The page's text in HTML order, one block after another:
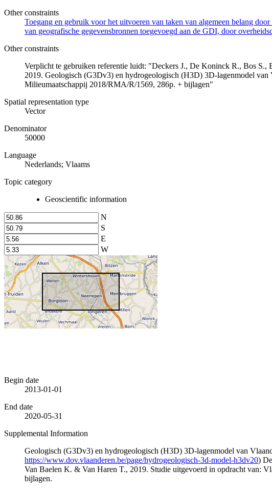
Other constraints
Toegang en gebruik voor het uitvoeren van taken van algemeen belang
van geografische gegevensbronnen toegevoegd aan de GDI, door
Other constraints
Verplicht te gebruiken referentie luidt: "Deckers J., De Koninck R., Bos
2019. Geologisch (G3Dv3) en hydrogeologisch (H3D) 3D-lagenmodel
Milieumaatschappij 2018/RMA/R/1569, 286p. + bijlagen"
Spatial representation type
Vector
Denominator
50000
Language
Nederlands; Vlaams
Topic category
Geoscientific information
N
S
E
W
Begin date
2013-01-01
End date
2020-05-31
Supplemental Information
Geologisch (G3Dv3) en hydrogeologisch (H3D) 3D-lagenmodel van
https://www.dov.vlaanderen.be/page/hydrogeologisch-3d-model-h3dv20)
Van Baelen K. & Van Haren T., 2019. Studie uitgevoerd in opdracht van:
bijlagen.